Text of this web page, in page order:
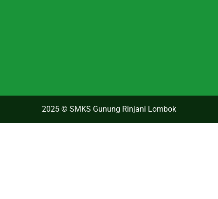
2025 © SMKS Gunung Rinjani Lombok